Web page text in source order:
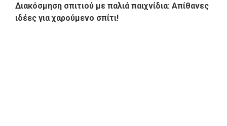
Διακόσμηση σπιτιού με παλιά παιχνίδια: Απίθανες
ιδέες για χαρούμενο σπίτι!